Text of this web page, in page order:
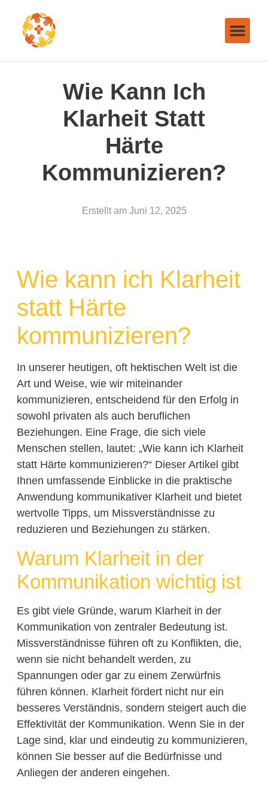
Wie Kann Ich
Klarheit Statt
Härte
Kommunizieren?
Erstellt am Juni 12, 2025
Wie kann ich Klarheit
statt Härte
kommunizieren?
In unserer heutigen, oft hektischen Welt ist die
Art und Weise, wie wir miteinander
kommunizieren, entscheidend für den Erfolg in
sowohl privaten als auch beruflichen
Beziehungen. Eine Frage, die sich viele
Menschen stellen, lautet: „Wie kann ich Klarheit
statt Härte kommunizieren?“ Dieser Artikel gibt
Ihnen umfassende Einblicke in die praktische
Anwendung kommunikativer Klarheit und bietet
wertvolle Tipps, um Missverständnisse zu
reduzieren und Beziehungen zu stärken.
Warum Klarheit in der
Kommunikation wichtig ist
Es gibt viele Gründe, warum Klarheit in der
Kommunikation von zentraler Bedeutung ist.
Missverständnisse führen oft zu Konflikten, die,
wenn sie nicht behandelt werden, zu
Spannungen oder gar zu einem Zerwürfnis
führen können. Klarheit fördert nicht nur ein
besseres Verständnis, sondern steigert auch die
Effektivität der Kommunikation. Wenn Sie in der
Lage sind, klar und eindeutig zu kommunizieren,
können Sie besser auf die Bedürfnisse und
Anliegen der anderen eingehen.